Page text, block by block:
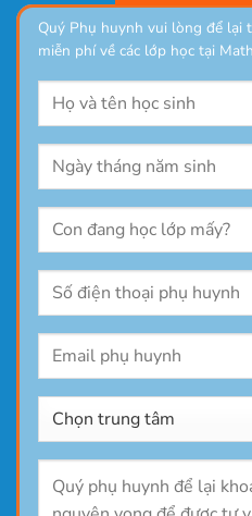
Quý Phụ huynh vui lòng để lại
miễn phí về các lớp học tại